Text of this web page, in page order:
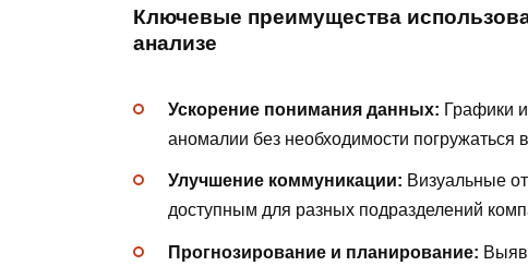
Ключевые преимущества
анализе
Ускорение понимания данных: Графики
аномалии без необходимости
Улучшение коммуникации: Визуальные
доступным для разных подразделений
Прогнозирование и планирование: